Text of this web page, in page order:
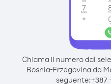
Chiama il numero dal
Bosnia-Erzegovina da
seguente:+387